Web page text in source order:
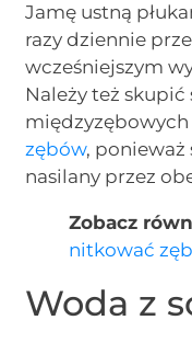
Jamę ustną
razy dziennie
wcześniejszym
Należy też
zębów, ponieważ
nasilany przez
Zobacz
nitkować
Woda z